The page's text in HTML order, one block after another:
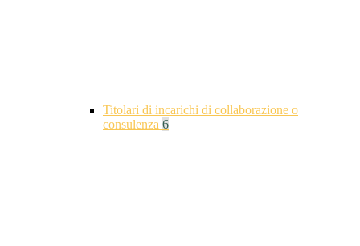
Titolari di incarichi di collaborazione o
consulenza 6